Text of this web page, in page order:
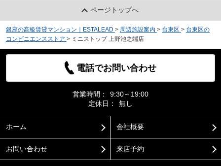
ページトップへ
銀座の高級賃貸マンション｜ESTALEAD > 周辺施設案内 > 台東区 > 台東区の
コンビニエンスストア > ミニストップ 上野池之端店
電話でお問い合わせ
営業時間：
9:30～19:00
定休日：
無し
ホーム 会社概要
お問い合わせ 来店予約